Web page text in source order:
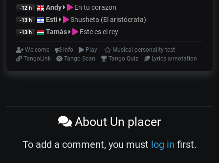
-12 h Andy En tu corazon
-13 h Esti Shusheta (El aristócrata)
-13 h Tamás Este es el rey
Welcome Info Play!
Musical personality test
TangoLink
Tango Scan Tango Quiz Lyrics annotation
About Un placer
To add a comment, you must log in first.